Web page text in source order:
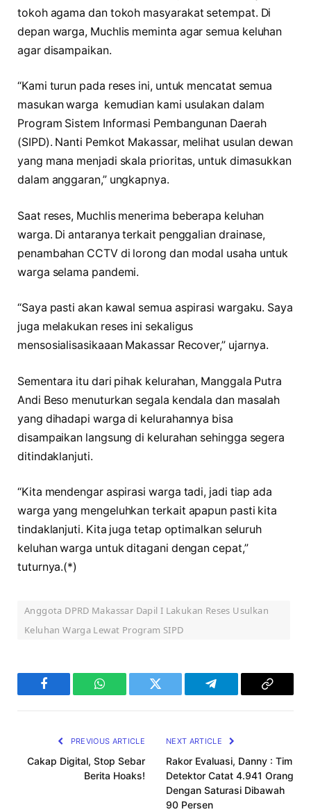
tokoh agama dan tokoh masyarakat setempat. Di
depan warga, Muchlis meminta agar semua keluhan
agar disampaikan.
“Kami turun pada reses ini, untuk mencatat semua
masukan warga kemudian kami usulakan dalam
Program Sistem Informasi Pembangunan Daerah
(SIPD). Nanti Pemkot Makassar, melihat usulan dewan
yang mana menjadi skala prioritas, untuk dimasukkan
dalam anggaran,” ungkapnya.
Saat reses, Muchlis menerima beberapa keluhan
warga. Di antaranya terkait penggalian drainase,
penambahan CCTV di lorong dan modal usaha untuk
warga selama pandemi.
“Saya pasti akan kawal semua aspirasi wargaku. Saya
juga melakukan reses ini sekaligus
mensosialisasikaaan Makassar Recover,” ujarnya.
Sementara itu dari pihak kelurahan, Manggala Putra
Andi Beso menuturkan segala kendala dan masalah
yang dihadapi warga di kelurahannya bisa
disampaikan langsung di kelurahan sehingga segera
ditindaklanjuti.
“Kita mendengar aspirasi warga tadi, jadi tiap ada
warga yang mengeluhkan terkait apapun pasti kita
tindaklanjuti. Kita juga tetap optimalkan seluruh
keluhan warga untuk ditagani dengan cepat,”
tuturnya.(*)
Anggota DPRD Makassar Dapil I Lakukan Reses Usulkan
Keluhan Warga Lewat Program SIPD
Facebook WhatsAppTwitter Telegram
Copy
PREVIOUS ARTICLE
Cakap Digital, Stop Sebar
Berita Hoaks!
NEXT ARTICLE
Rakor Evaluasi, Danny : Tim
Detektor Catat 4.941 Orang
Dengan Saturasi Dibawah
90 Persen